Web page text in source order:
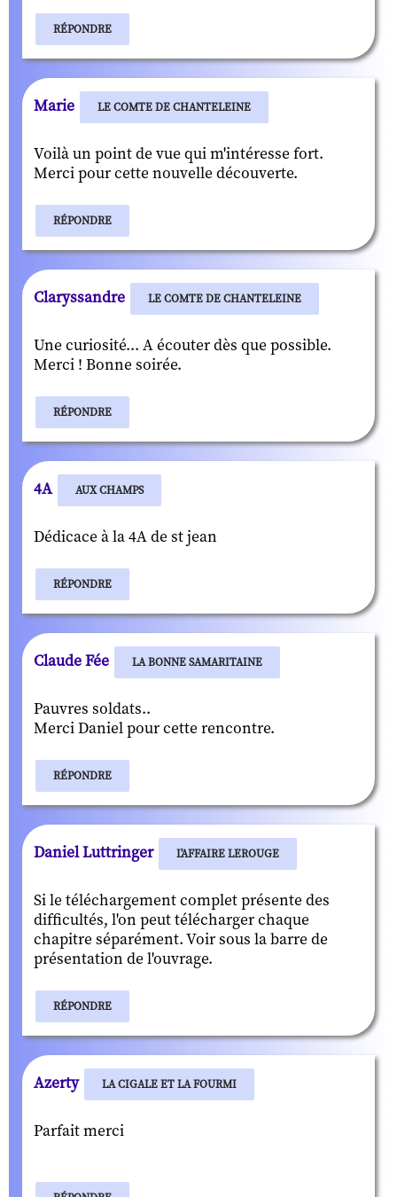
RÉPONDRE
Marie LE COMTE DE CHANTELEINE
Voilà un point de vue qui m'intéresse fort.
Merci pour cette nouvelle découverte.
RÉPONDRE
Claryssandre LE COMTE DE CHANTELEINE
Une curiosité... A écouter dès que possible.
Merci ! Bonne soirée.
RÉPONDRE
4A AUX CHAMPS
Dédicace à la 4A de st jean
RÉPONDRE
Claude Fée LA BONNE SAMARITAINE
Pauvres soldats..
Merci Daniel pour cette rencontre.
RÉPONDRE
Daniel Luttringer L'AFFAIRE LEROUGE
Si le téléchargement complet présente des
difficultés, l'on peut télécharger chaque
chapitre séparément. Voir sous la barre de
présentation de l'ouvrage.
RÉPONDRE
Azerty LA CIGALE ET LA FOURMI
Parfait merci